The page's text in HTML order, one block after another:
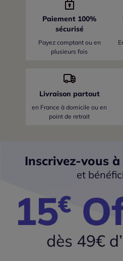
Paiement 100%
sécurisé
Payez comptant ou en
plusieurs fois
Livraison partout
en France à domicile ou en
point de retrait
Inscrivez-vous
et